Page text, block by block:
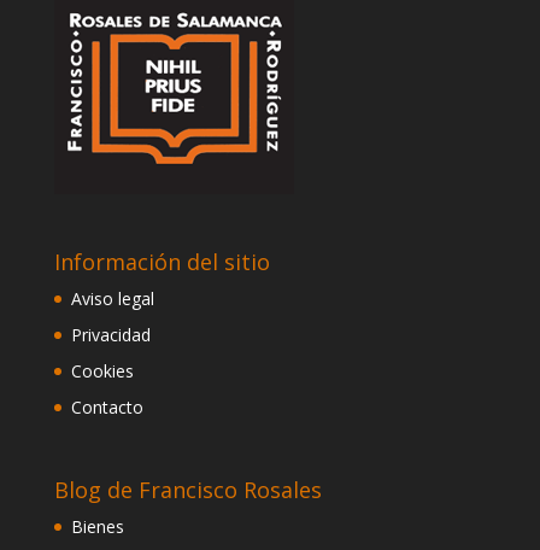
Información del sitio
Aviso legal
Privacidad
Cookies
Contacto
Blog de Francisco Rosales
Bienes